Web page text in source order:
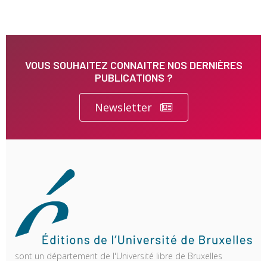
VOUS SOUHAITEZ CONNAITRE NOS DERNIÈRES
PUBLICATIONS ?
Newsletter
sont un département de l'Université libre de Bruxelles